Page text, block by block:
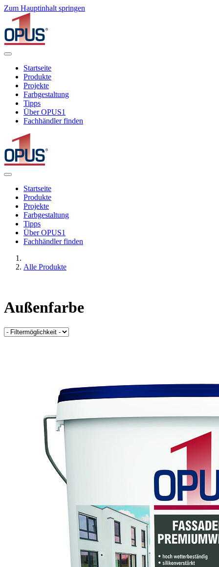
Zum Hauptinhalt springen
Startseite
Produkte
Projekte
Farbgestaltung
Tipps
Über OPUS1
Fachhändler finden
Startseite
Produkte
Projekte
Farbgestaltung
Tipps
Über OPUS1
Fachhändler finden
Alle Produkte
Außenfarbe